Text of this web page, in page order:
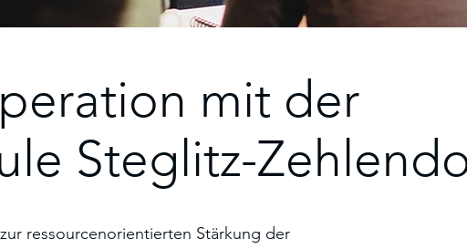
mit der
Steglitz-
ressourcenorientierten Stärkung der